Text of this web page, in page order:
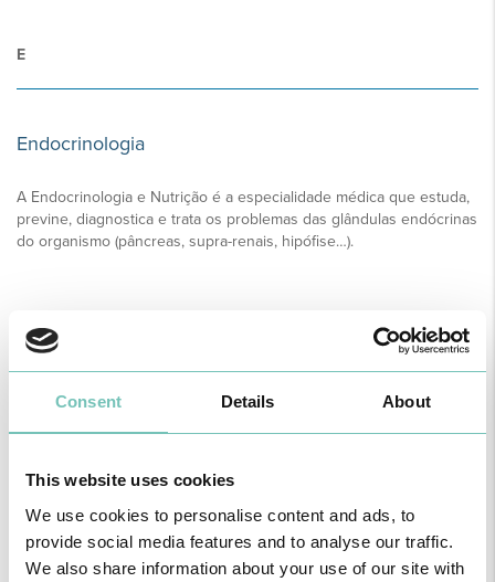
Consent Details About
This website uses cookies
We use cookies to personalise content and ads, to
provide social media features and to analyse our traffic.
We also share information about your use of our site with
E
Endocrinologia
A Endocrinologia e Nutrição é a especialidade médica que estuda,
previne, diagnostica e trata os problemas das glândulas endócrinas
do organismo (pâncreas, supra-renais, hipófise…).
SABER MAIS
Ginecologia